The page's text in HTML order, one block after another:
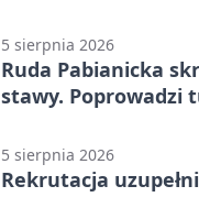
5 sierpnia 2026
Ruda Pabianicka
stawy. Poprowadzi
5 sierpnia 2026
Rekrutacja